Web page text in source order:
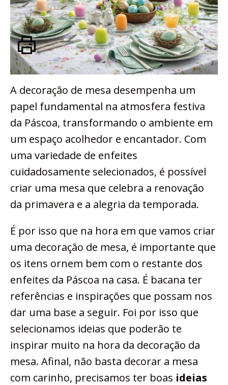
A decoração de mesa desempenha um
papel fundamental na atmosfera festiva
da Páscoa, transformando o ambiente em
um espaço acolhedor e encantador. Com
uma variedade de enfeites
cuidadosamente selecionados, é possível
criar uma mesa que celebra a renovação
da primavera e a alegria da temporada.
É por isso que na hora em que vamos criar
uma decoração de mesa, é importante que
os itens ornem bem com o restante dos
enfeites da Páscoa na casa. É bacana ter
referências e inspirações que possam nos
dar uma base a seguir. Foi por isso que
selecionamos ideias que poderão te
inspirar muito na hora da decoração da
mesa. Afinal, não basta decorar a mesa
com carinho, precisamos ter boas ideias